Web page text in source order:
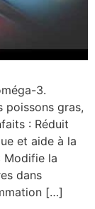
3.
poissons gras,
: Réduit
et aide à la
Modifie la
dans
[…]